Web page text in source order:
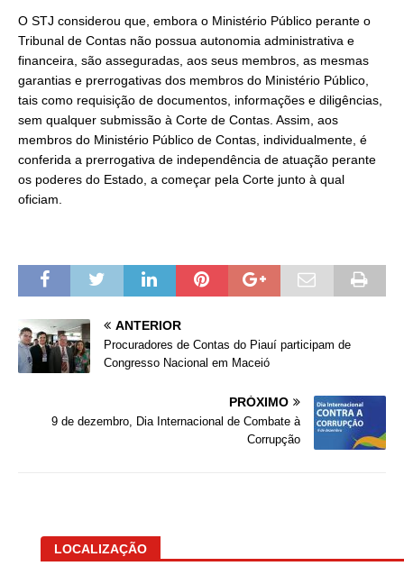
O STJ considerou que, embora o Ministério Público perante o
Tribunal de Contas não possua autonomia administrativa e
financeira, são asseguradas, aos seus membros, as mesmas
garantias e prerrogativas dos membros do Ministério Público,
tais como requisição de documentos, informações e diligências,
sem qualquer submissão à Corte de Contas. Assim, aos
membros do Ministério Público de Contas, individualmente, é
conferida a prerrogativa de independência de atuação perante
os poderes do Estado, a começar pela Corte junto à qual
oficiam.
ANTERIOR
Procuradores de Contas do Piauí participam de
Congresso Nacional em Maceió
PRÓXIMO
9 de dezembro, Dia Internacional de Combate à
Corrupção
LOCALIZAÇÃO